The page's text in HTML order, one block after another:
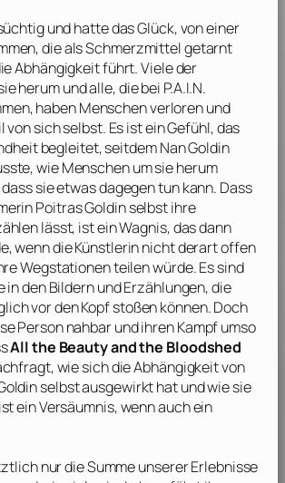
und hatte das Glück, von einer
die als Schmerzmittel getarnt
Abhängigkeit führt. Viele der
herum und alle, die bei P.A.I.N.
haben Menschen verloren und
von sich selbst. Es ist ein Gefühl, das
begleitet, seitdemNan Goldin
wie Menschen um sie herum
sie etwas dagegen tun kann. Dass
PoitrasGoldinselbst ihre
lässt, ist ein Wagnis, das dann
wenn die Künstlerin nicht derart offen
Wegstationen teilen würde. Es sind
in den Bildern und Erzählungen, die
vor den Kopf stoßen können. Doch
Person nahbar und ihren Kampf umso
All the Beauty and the Bloodshed
wie sich die Abhängigkeit von
selbst ausgewirkt hat und wie sie
ein Versäumnis, wenn auch ein
nur die Summe unserer Erlebnisse